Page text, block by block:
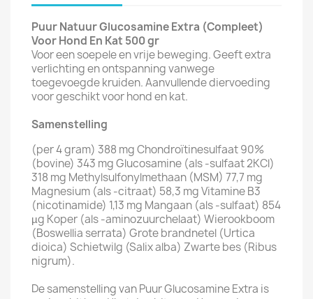
Puur Natuur Glucosamine Extra (Compleet)
Voor Hond En Kat 500 gr
Voor een soepele en vrije beweging. Geeft extra
verlichting en ontspanning vanwege
toegevoegde kruiden. Aanvullende diervoeding
voor geschikt voor hond en kat.
Samenstelling
(per 4 gram) 388 mg Chondroïtinesulfaat 90%
(bovine) 343 mg Glucosamine (als -sulfaat 2KCl)
318 mg Methylsulfonylmethaan (MSM) 77,7 mg
Magnesium (als -citraat) 58,3 mg Vitamine B3
(nicotinamide) 1,13 mg Mangaan (als -sulfaat) 854
µg Koper (als -aminozuurchelaat) Wierookboom
(Boswellia serrata) Grote brandnetel (Urtica
dioica) Schietwilg (Salix alba) Zwarte bes (Ribus
nigrum).
De samenstelling van Puur Glucosamine Extra is